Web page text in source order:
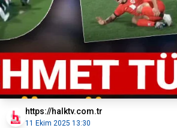
https://halktv.com.tr
11 Ekim 2025 13:30